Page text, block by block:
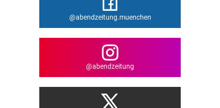
@abendzeitung.muenchen
@abendzeitung